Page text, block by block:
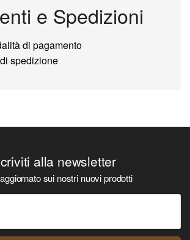
e Spedizioni
di pagamento
spedizione
alla newsletter
sui nostri nuovi prodotti